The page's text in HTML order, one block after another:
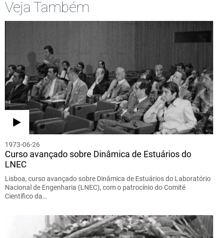
Veja Também
1973-06-26
Curso avançado sobre Dinâmica de Estuários do
LNEC
Lisboa, curso avançado sobre Dinâmica de Estuários do Laboratório
Nacional de Engenharia (LNEC), com o patrocínio do Comité
Científico da…